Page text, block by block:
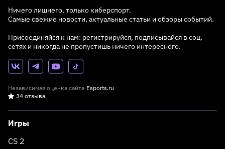
Ничего лишнего, только киберспорт.
Самые свежие новости, актуальные статьи и обзоры событий.
Присоединяйся к нам: регистрируйся, подписывайся в соц.
сетях и никогда не пропустишь ничего интересного.
Независимая оценка сайта Esports.ru
34 отзыва
Игры
CS 2